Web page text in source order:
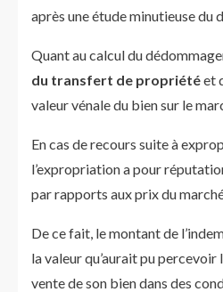
après une étude minutieuse du
Quant au calcul du
du transfert de propriétéet
valeur vénale du bien sur le
En cas de recours suite à
l’expropriation a pour
par rapports aux prix du
De ce fait, le montant de
la valeur qu’aurait pu
vente de son bien dans des